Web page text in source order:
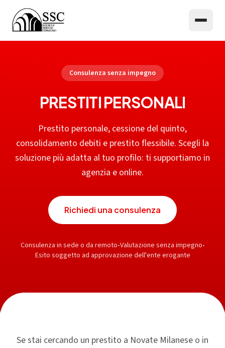
Consulenza senza impegno
PRESTITI PERSONALI
Prestito personale, cessione del quinto,
consolidamento debiti e prestito flessibile. Scegli la
soluzione più adatta al tuo profilo: ti supportiamo in
agenzia e online.
Richiedi una consulenza
Consulenza in sede o da remoto•Valutazione senza impegno•
Esito soggetto ad approvazione dell'ente erogante
Se stai cercando un prestito a Novate Milanese o in